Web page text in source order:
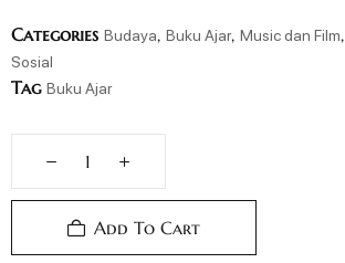
Categories Budaya, Buku Ajar, Music dan Film,
Sosial
Tag Buku Ajar
Add To Cart